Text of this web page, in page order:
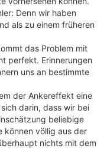
Denn wir haben
als zu einem früheren
das Problem mit
perfekt. Erinnerungen
uns an bestimmte
der Ankereffekt eine
darin, dass wir bei
beliebige
können völlig aus der
nichts mit dem